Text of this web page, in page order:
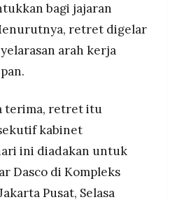
bagi jajaran
retret digelar
arah kerja
terima, retret itu
kabinet
ini diadakan untuk
Dasco di Kompleks
Pusat, Selasa